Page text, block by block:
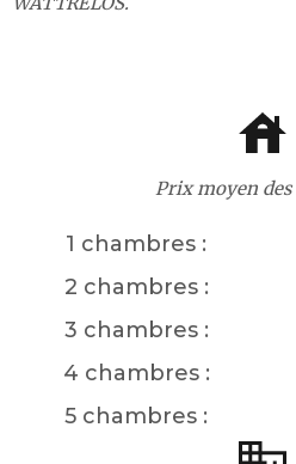
Prix moyen des
1 chambres :
2 chambres :
3 chambres :
4 chambres :
5 chambres :